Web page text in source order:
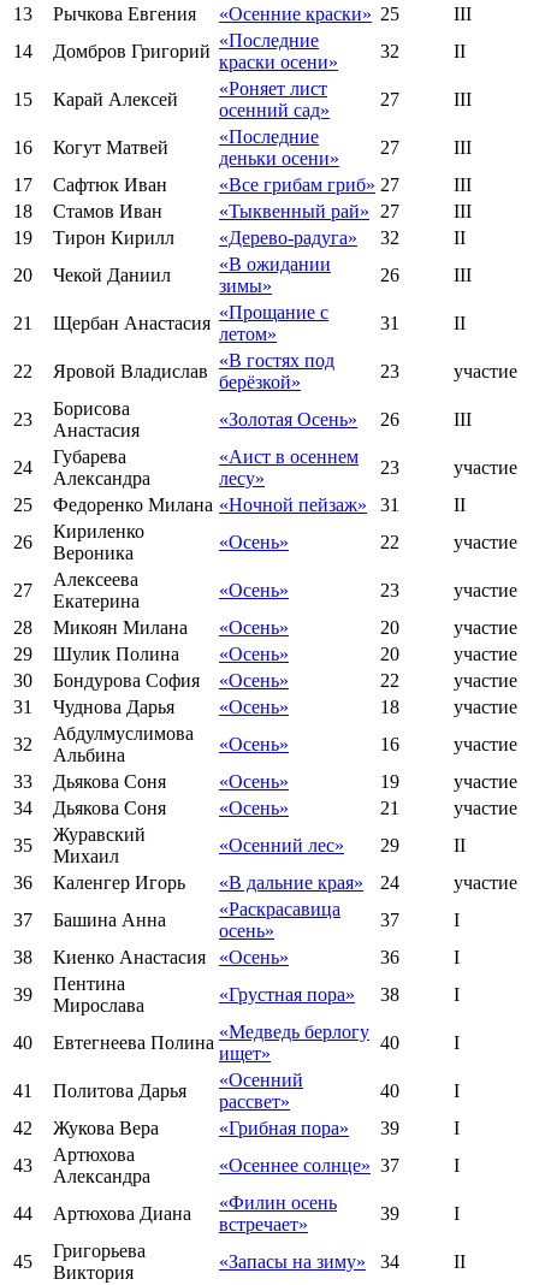
13
Рычкова Евгения «Осенние краски» 25
III
14
Домбров Григорий
«Последние
краски осени»
32 II
15 Карай Алексей
«Роняет лист
осенний сад»
27 III
16 Когут Матвей
«Последние
деньки осени»
27
III
17
Сафтюк Иван «Все грибам гриб» 27
III
18
Стамов Иван «Тыквенный рай» 27
III
19
Тирон Кирилл «Дерево-радуга» 32
II
20
Чекой Даниил
«В ожидании
зимы»
26 III
21 Щербан Анастасия
«Прощание с
летом»
31 II
22 Яровой Владислав
«В гостях под
берёзкой»
23 участие
23
Борисова
Анастасия
«Золотая Осень» 26 III
24
Губарева
Александра
«Аист в осеннем
лесу»
23
участие
25
Федоренко Милана «Ночной пейзаж» 31
II
26
Кириленко
Вероника
«Осень» 22 участие
27
Алексеева
Екатерина
«Осень» 23
участие
28
Микоян Милана «Осень» 20
участие
29
Шулик Полина «Осень» 20
участие
30
Бондурова София «Осень» 22
участие
31
Чуднова Дарья «Осень» 18
участие
32
Абдулмуслимова
Альбина
«Осень» 16
участие
33
Дьякова Соня «Осень» 19
участие
34
Дьякова Соня «Осень» 21
участие
35
Журавский
Михаил
«Осенний лес» 29
II
36
Каленгер Игорь «В дальние края» 24
участие
37
Башина Анна
«Раскрасавица
осень»
37
I
38
Киенко Анастасия «Осень» 36
I
39
Пентина
Мирослава
«Грустная пора» 38 I
40 Евтегнеева Полина
«Медведь берлогу
ищет»
40 I
41 Политова Дарья
«Осенний
рассвет»
40
I
42
Жукова Вера «Грибная пора» 39
I
43
Артюхова
Александра
«Осеннее солнце» 37 I
44 Артюхова Диана
«Филин осень
встречает»
39 I
45
Григорьева
Виктория
«Запасы на зиму» 34
II